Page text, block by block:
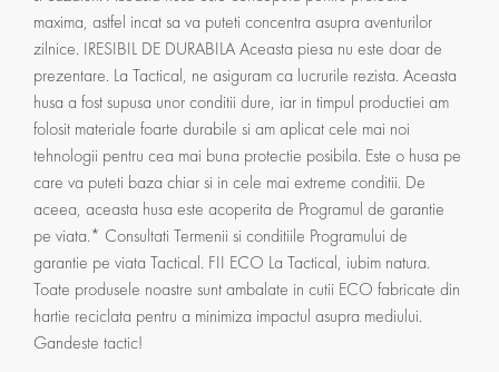
maxima, astfel incat sa va puteti concentra asupra aventurilor
zilnice. IRESIBIL DE DURABILA Aceasta piesa nu este doar de
prezentare. La Tactical, ne asiguram ca lucrurile rezista. Aceasta
husa a fost supusa unor conditii dure, iar in timpul productiei am
folosit materiale foarte durabile si am aplicat cele mai noi
tehnologii pentru cea mai buna protectie posibila. Este o husa pe
care va puteti baza chiar si in cele mai extreme conditii. De
aceea, aceasta husa este acoperita de Programul de garantie
pe viata.* Consultati Termenii si conditiile Programului de
garantie pe viata Tactical. FII ECO La Tactical, iubim natura.
Toate produsele noastre sunt ambalate in cutii ECO fabricate din
hartie reciclata pentru a minimiza impactul asupra mediului.
Gandeste tactic!